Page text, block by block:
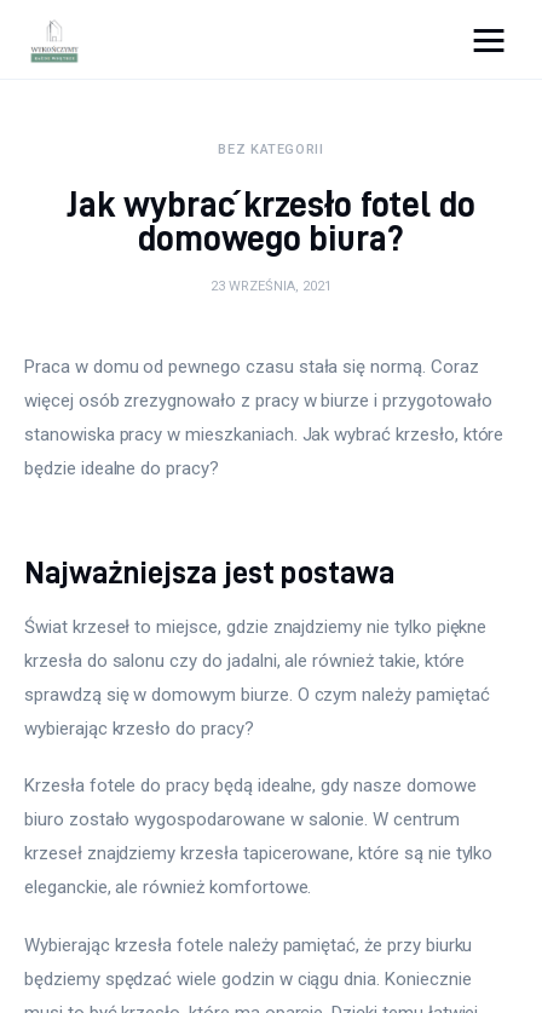
Remont
Salon
Sypialnia
BEZ KATEGORII
Jak wybrać krzesło fotel do
domowego biura?
23 WRZEŚNIA, 2021
Praca w domu od pewnego czasu stała się normą. Coraz
więcej osób zrezygnowało z pracy w biurze i przygotowało
stanowiska pracy w mieszkaniach. Jak wybrać krzesło, które
będzie idealne do pracy?
Najważniejsza jest postawa
Świat krzeseł to miejsce, gdzie znajdziemy nie tylko piękne
krzesła do salonu czy do jadalni, ale również takie, które
sprawdzą się w domowym biurze. O czym należy pamiętać
wybierając krzesło do pracy?
Krzesła fotele do pracy będą idealne, gdy nasze domowe
biuro zostało wygospodarowane w salonie. W centrum
krzeseł znajdziemy krzesła tapicerowane, które są nie tylko
eleganckie, ale również komfortowe.
Wybierając krzesła fotele należy pamiętać, że przy biurku
będziemy spędzać wiele godzin w ciągu dnia. Koniecznie